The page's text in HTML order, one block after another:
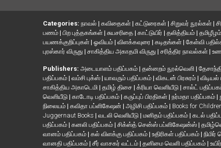
Categories: நாவல் | கவிதைகள் | கட்டுரைகள் | சிறுவர் நூல்கள் |
பணம் | பிற புத்தகங்கள் | சுயசரிதை | காட்டுயிர் | தலித்தியம் | தமிழீழம்
பயணக்குறிப்புகள் | ஓவியம் | விளக்கவுரை | கடிதங்கள் | கேள்வி
புரஸ்கார் விருது | சாகித்திய அகாதமி விருது | சரித்திர நாவல்கள் |
Publishers: அடையாளம் பதிப்பகம் | தன்னறம் நூல்வெளி |
பதிப்பகம் | வம்சி புக்ஸ் | யாவரும் பதிப்பகம் | விகடன் பிரசுரம் |
சாகித்திய அகாடெமி | தமிழ் திசை | க்ரியா வெளியீடு | சால்ட்
வெளியீடு | காடோடி பதிப்பகம் | கருப்புப் பிரதிகள் | நர்மதா பதிப்பகம் |
நிலையம் | கவிதா பப்ளிகேஷன் | அழிசி பதிப்பகம் | Books for
Juggernaut Books | வடலி வெளியீடு | மனிதம் பதிப்பகம் | கடல்
பதிப்பகம் | கனலி பதிப்பகம் | சிக்ஸ்த் சென்ஸ் பப்ளிகேஷன்ஸ் |
வானம் பதிப்பகம் | கல் விளக்கு பதிப்பகம் | உதிரிகள் பதிப்பகம் | நிமிர்
வானதி பதிப்பகம் | சீர் வாசகர் வட்டம் | தனிமை வெளி பதிப்பகம் |